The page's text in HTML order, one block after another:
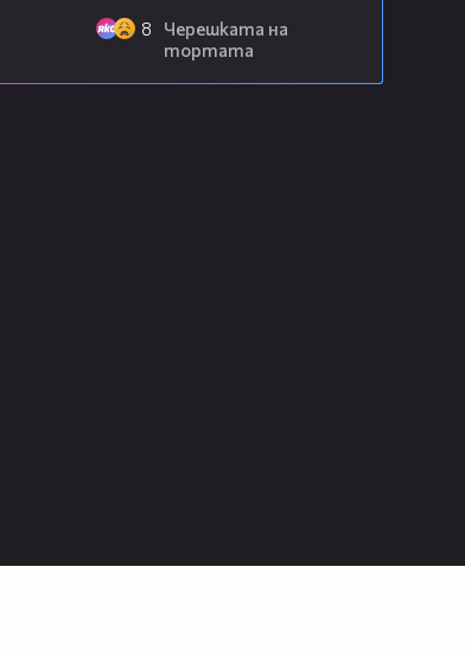
8
Черешката на
тортата